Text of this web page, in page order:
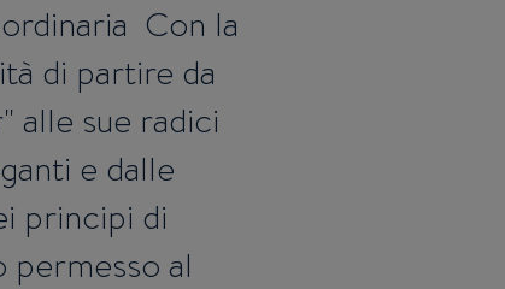
Con la
di partire da
alle sue radici
e dalle
principi di
permesso al